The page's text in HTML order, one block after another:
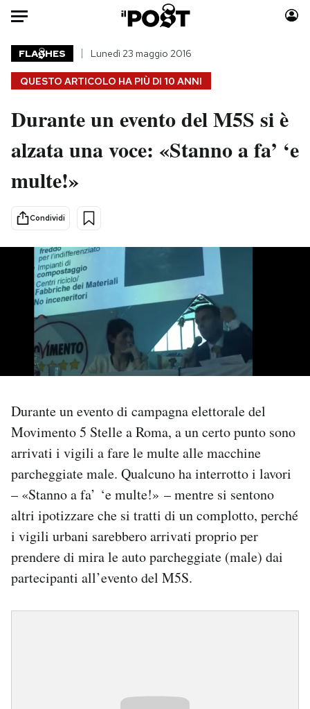
Auto
HOME
Italia
Politica
Tecnologia
Scienza
Economia
Sport
Moda
Consumismi
Altrecose
Mondiali calcio 2026
PODCAST
I MIEI PREFERITI
SHOP
CALENDARIO
AREA PERSONALE
Newsletter
QUESTO ARTICOLO HA PIÙ DI 10 ANNI
FLA HES Lunedì 23 maggio 2016
Durante un evento del M5S si è
alzata una voce: «Stanno a fa’ ‘e
multe!»
Condividi
Durante un evento di campagna elettorale del
Movimento 5 Stelle a Roma, a un certo punto sono
arrivati i vigili a fare le multe alle macchine
parcheggiate male. Qualcuno ha interrotto i lavori
– «Stanno a fa’ ‘e multe!» – mentre si sentono
altri ipotizzare che si tratti di un complotto, perché
i vigili urbani sarebbero arrivati proprio per
prendere di mira le auto parcheggiate (male) dai
partecipanti all’evento del M5S.